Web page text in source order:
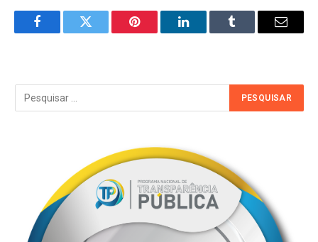
FacebookTwitter Pinterest LinkedInTumblr Email